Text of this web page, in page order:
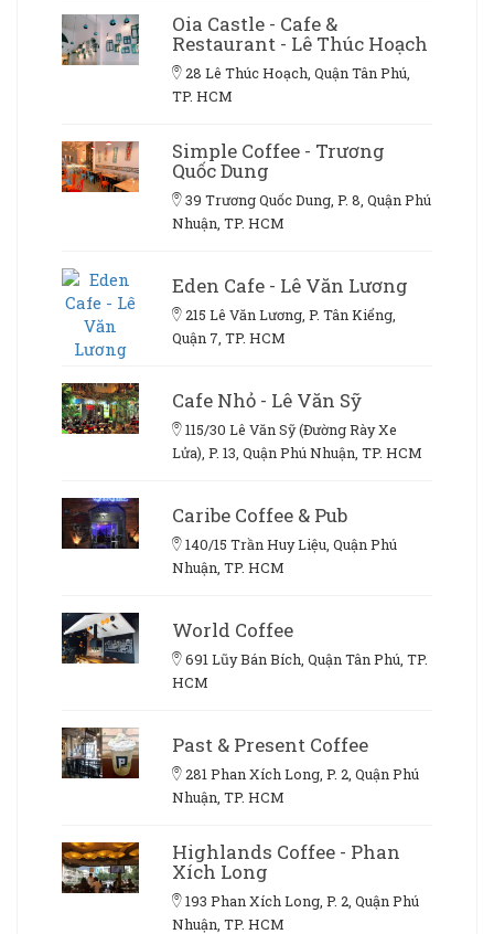
Oia Castle - Cafe &
Restaurant - Lê Thúc Hoạch
28 Lê Thúc Hoạch, Quận Tân Phú,
TP. HCM
Simple Coffee - Trương
Quốc Dung
39 Trương Quốc Dung, P. 8, Quận Phú
Nhuận, TP. HCM
Eden Cafe - Lê Văn Lương
215 Lê Văn Lương, P. Tân Kiểng,
Quận 7, TP. HCM
Cafe Nhỏ - Lê Văn Sỹ
115/30 Lê Văn Sỹ (Đường Rày Xe
Lửa), P. 13, Quận Phú Nhuận, TP. HCM
Caribe Coffee & Pub
140/15 Trần Huy Liệu, Quận Phú
Nhuận, TP. HCM
World Coffee
691 Lũy Bán Bích, Quận Tân Phú, TP.
HCM
Past & Present Coffee
281 Phan Xích Long, P. 2, Quận Phú
Nhuận, TP. HCM
Highlands Coffee - Phan
Xích Long
193 Phan Xích Long, P. 2, Quận Phú
Nhuận, TP. HCM